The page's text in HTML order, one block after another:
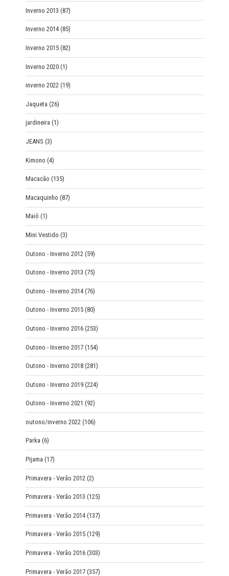
Inverno 2013 (87)
Inverno 2014 (85)
Inverno 2015 (82)
Inverno 2020 (1)
inverno 2022 (19)
Jaqueta (26)
jardineira (1)
JEANS (3)
Kimono (4)
Macacão (135)
Macaquinho (87)
Maiô (1)
Mini Vestido (3)
Outono - Inverno 2012 (59)
Outono - Inverno 2013 (75)
Outono - Inverno 2014 (76)
Outono - Inverno 2015 (80)
Outono - Inverno 2016 (253)
Outono - Inverno 2017 (154)
Outono - Inverno 2018 (281)
Outono - Inverno 2019 (224)
Outono - Inverno 2021 (92)
outono/inverno 2022 (106)
Parka (6)
Pijama (17)
Primavera - Verão 2012 (2)
Primavera - Verão 2013 (125)
Primavera - Verão 2014 (137)
Primavera - Verão 2015 (129)
Primavera - Verão 2016 (303)
Primavera - Verão 2017 (357)